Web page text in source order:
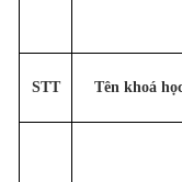
STT Tên khoá